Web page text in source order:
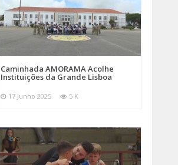
Caminhada AMORAMA Acolhe
Instituições da Grande Lisboa
17 Junho 2025 5 K